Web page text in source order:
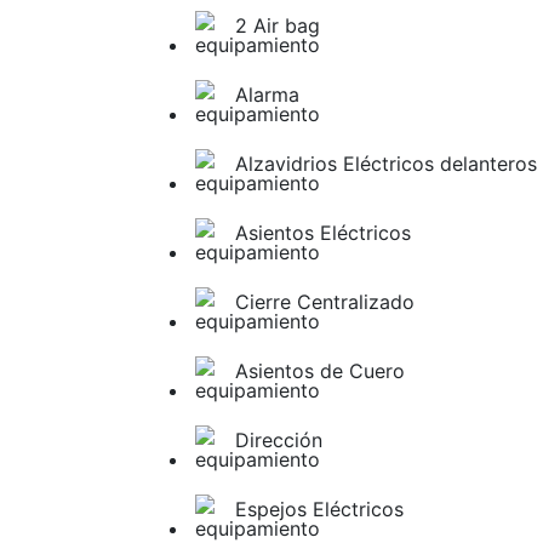
2 Air bag
Alarma
Alzavidrios Eléctricos delanteros
Asientos Eléctricos
Cierre Centralizado
Asientos de Cuero
Dirección
Espejos Eléctricos